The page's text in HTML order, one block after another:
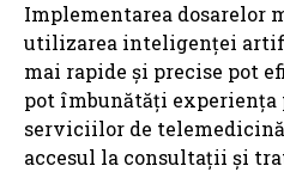
Implementarea dosarelor
utilizarea inteligenței
mai rapide și precise pot
pot îmbunătăți
serviciilor de
accesul la consultații și